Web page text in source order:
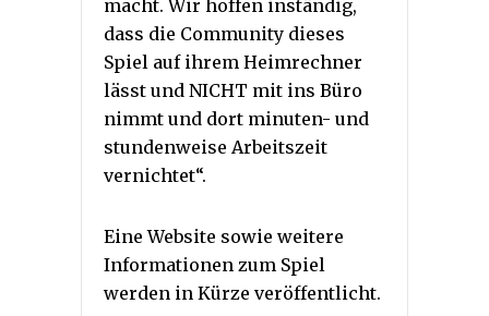
macht. Wir hoffen inständig,
dass die Community dieses
Spiel auf ihrem Heimrechner
lässt und NICHT mit ins Büro
nimmt und dort minuten- und
stundenweise Arbeitszeit
vernichtet“.
Eine Website sowie weitere
Informationen zum Spiel
werden in Kürze veröffentlicht.